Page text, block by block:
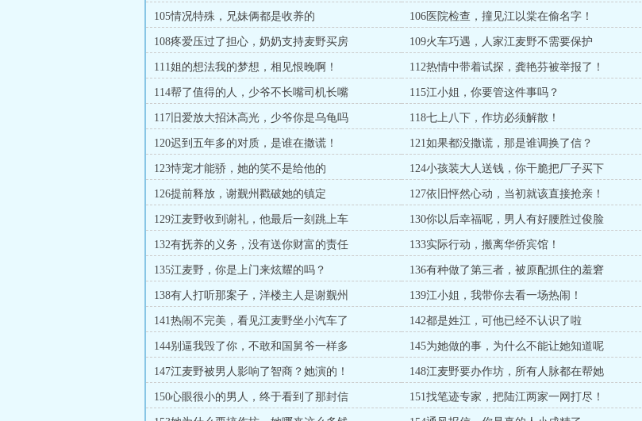
105情况特殊，兄妹俩都是收养的 106医院检查，撞见江以棠在偷名字！
108疼爱压过了担心，奶奶支持麦野买房 109火车巧遇，人家江麦野不需要保护
111姐的想法我的梦想，相见恨晚啊！ 112热情中带着试探，龚艳芬被举报了！
114帮了值得的人，少爷不长嘴司机长嘴 115江小姐，你要管这件事吗？
117旧爱放大招沐高光，少爷你是乌龟吗 118七上八下，作坊必须解散！
120迟到五年多的对质，是谁在撒谎！ 121如果都没撒谎，那是谁调换了信？
123恃宠才能骄，她的笑不是给他的 124小孩装大人送钱，你干脆把厂子买下
126提前释放，谢觐州戳破她的镇定 127依旧怦然心动，当初就该直接抢亲！
129江麦野收到谢礼，他最后一刻跳上车 130你以后幸福呢，男人有好腰胜过俊脸
132有抚养的义务，没有送你财富的责任 133实际行动，搬离华侨宾馆！
135江麦野，你是上门来炫耀的吗？ 136有种做了第三者，被原配抓住的羞窘
138有人打听那案子，洋楼主人是谢觐州 139江小姐，我带你去看一场热闹！
141热闹不完美，看见江麦野坐小汽车了 142都是姓江，可他已经不认识了啦
144别逼我毁了你，不敢和国舅爷一样多 145为她做的事，为什么不能让她知道呢
147江麦野被男人影响了智商？她演的！ 148江麦野要办作坊，所有人脉都在帮她
150心眼很小的男人，终于看到了那封信 151找笔迹专家，把陆江两家一网打尽！